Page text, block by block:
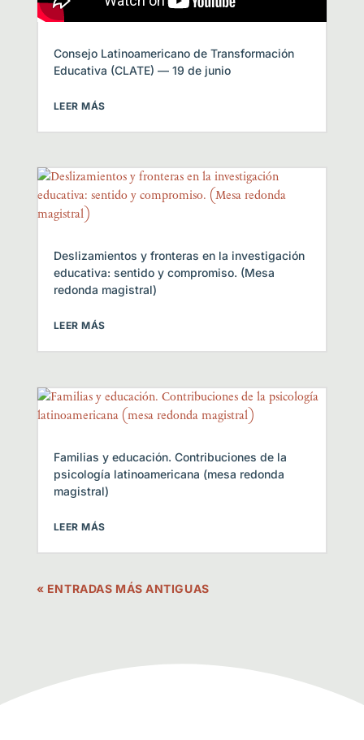
Consejo Latinoamericano de Transformación
Educativa (CLATE) — 19 de junio
LEER MÁS
Deslizamientos y fronteras en la investigación
educativa: sentido y compromiso. (Mesa
redonda magistral)
LEER MÁS
Familias y educación. Contribuciones de la
psicología latinoamericana (mesa redonda
magistral)
LEER MÁS
« ENTRADAS MÁS ANTIGUAS